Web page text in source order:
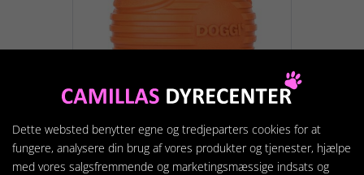
DOGGI Håndvægt
59,95 kr.
Dette websted benytter egne og tredjeparters cookies for at
fungere, analysere din brug af vores produkter og tjenester, hjælpe
med vores salgsfremmende og marketingsmæssige indsats og